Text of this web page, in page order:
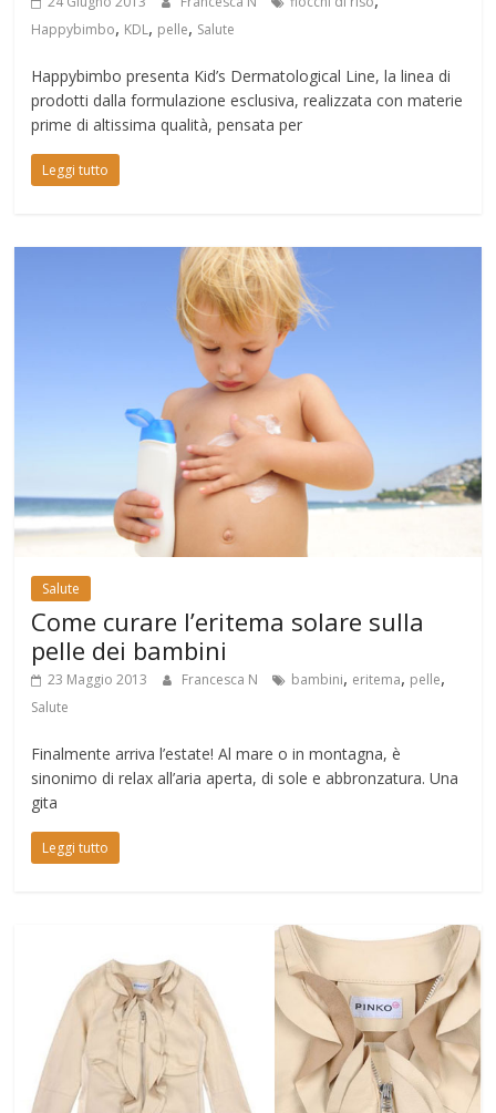
Happybimbo, KDL, pelle, Salute
Happybimbo presenta Kid’s Dermatological Line, la linea di
prodotti dalla formulazione esclusiva, realizzata con materie
prime di altissima qualità, pensata per
Leggi tutto
Salute
Come curare l’eritema solare sulla
pelle dei bambini
23 Maggio 2013 Francesca N bambini, eritema, pelle,
Salute
Finalmente arriva l’estate! Al mare o in montagna, è
sinonimo di relax all’aria aperta, di sole e abbronzatura. Una
gita
Leggi tutto